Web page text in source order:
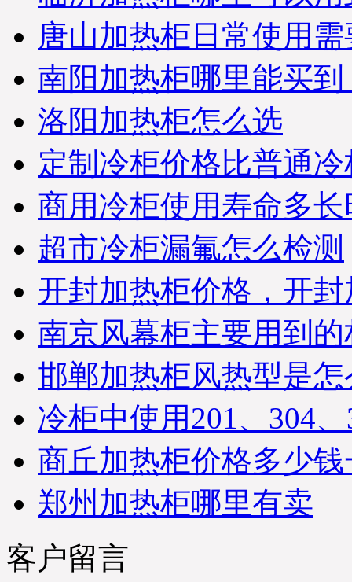
1820031263-5；请您电话保
持畅通在未来7日及时查
收；详情咨询优凯发货
部：0551-65312687. (合肥
北京-王女士，您订购的蛋
糕柜和面包柜已经准时发
出，出厂标准木框打包；
物流公司：天地华宇物
请您电话保持畅通在未来7
日及时查收；详情咨询优
凯发货部：0551-65818103.
(合肥优凯制冷-发货部）
您订购的鸭脖熟食柜已经
检测合格准时打包发货，
出厂标准木框打包；物流
公司：南广物流；单号：
在未来4日保持畅通及时查
收货物；同时做好与优凯
公司人员及时办理接货手
续！详情咨询优凯发货
部：0551-65818103. （合肥
市优凯制冷-发货部）
尊敬的新老客户、经销
商；由于优凯公司每天产
品出货量大，部分客户当
站可能第二天回执单号才
能反馈到优凯公司发货
部，优凯发货部收到货运
唐山加热柜日常使用
南阳加热柜哪里能买
洛阳加热柜怎么选
定制冷柜价格比普通
商用冷柜使用寿命多长
超市冷柜漏氟怎么检测
开封加热柜价格，开
南京风幕柜主要用到的
邯郸加热柜风热型是
冷柜中使用201、304
商丘加热柜价格多少钱
郑州加热柜哪里有卖
客户留言